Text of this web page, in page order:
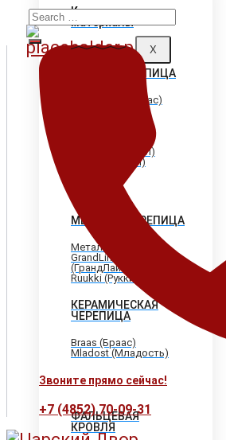
X
Кровельные
материалы
ГИБКАЯ ЧЕРЕПИЦА
Shinglas (Шинглас)
Katepal (Катепал)
Icopal (Икопал)
МЕТАЛЛОЧЕРЕПИЦА
МеталлПрофиль
GrandLine
(ГрандЛайн)
Ruukki (Рукки)
КЕРАМИЧЕСКАЯ
ЧЕРЕПИЦА
Braas (Браас)
Mladost (Младость)
ФАЛЬЦЕВАЯ
КРОВЛЯ
Search
for:
Звоните прямо сейчас!
+7 (4852) 70-09-31